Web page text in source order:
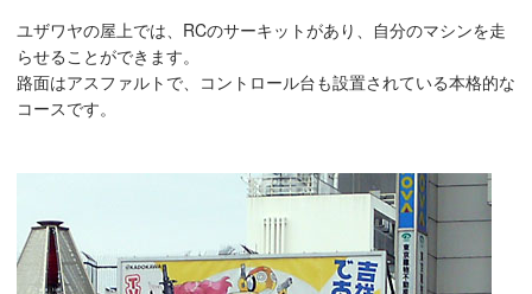
ユザワヤの屋上では、RCのサーキットがあり、自分のマシンを走
らせることができます。
路面はアスファルトで、コントロール台も設置されている本格的な
コースです。